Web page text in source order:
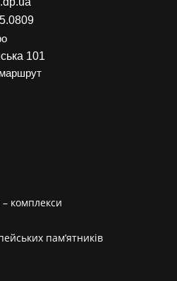
101
– комплекси
пам’ятників